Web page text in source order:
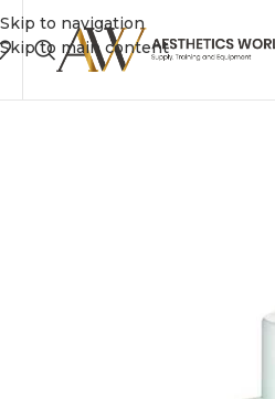
Skip to navigation
Skip to main content